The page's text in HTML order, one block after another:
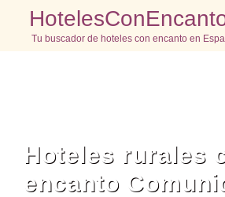
Tu buscador de hoteles con encanto en
Hoteles rurales
encanto